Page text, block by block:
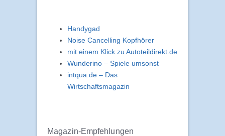
Handygad
Noise Cancelling Kopfhörer
mit einem Klick zu Autoteildirekt.de
Wunderino – Spiele umsonst
intqua.de – Das
Wirtschaftsmagazin
Magazin-Empfehlungen